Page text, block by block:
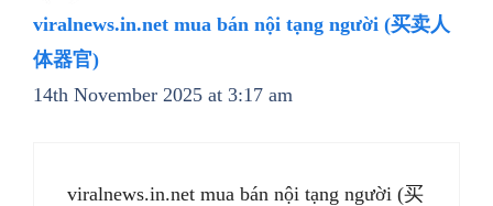
viralnews.in.net mua bán nội tạng người (买卖人
体器官)
14th November 2025 at 3:17 am
viralnews.in.net mua bán nội tạng người (买